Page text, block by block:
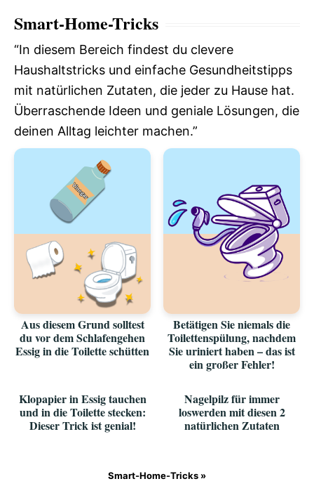
Smart-Home-Tricks
“In diesem Bereich findest du clevere
Haushaltstricks und einfache Gesundheitstipps
mit natürlichen Zutaten, die jeder zu Hause hat.
Überraschende Ideen und geniale Lösungen, die
deinen Alltag leichter machen.”
Aus diesem Grund solltest
du vor dem Schlafengehen
Essig in die Toilette schütten
Betätigen Sie niemals die
Toilettenspülung, nachdem
Sie uriniert haben – das ist
ein großer Fehler!
Klopapier in Essig tauchen
und in die Toilette stecken:
Dieser Trick ist genial!
Nagelpilz für immer
loswerden mit diesen 2
natürlichen Zutaten
Smart-Home-Tricks »